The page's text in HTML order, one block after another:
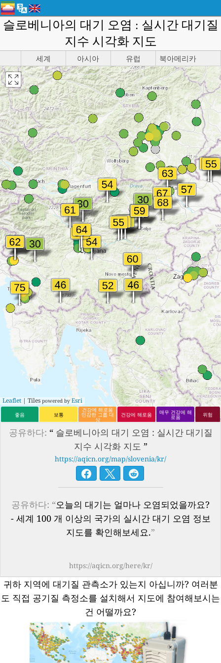
슬로베니아의 대기 오염 : 실시간 대기질
지수 시각화 지도
세계 아시아 유럽 북아메리카
Leaflet | Tiles powered by Esri
좋음 보통
건강에 해로움
민감한 그룹 대
상
건강에 해로움 매우 건강에 해
로움 위험
공유하다: “ 슬로베니아의 대기 오염 : 실시간 대기질
지수 시각화 지도 ”
https://aqicn.org/map/slovenia/kr/
공유하다: “오늘의 대기는 얼마나 오염되었을까요?
- 세계 100 개 이상의 국가의 실시간 대기 오염 정보
지도를 확인해보세요.”
https://aqicn.org/here/kr/
귀하 지역에 대기질 관측소가 있는지 아십니까? 여러분
도 직접 공기질 측정소를 설치해서 지도에 참여해보시는
건 어떨까요?